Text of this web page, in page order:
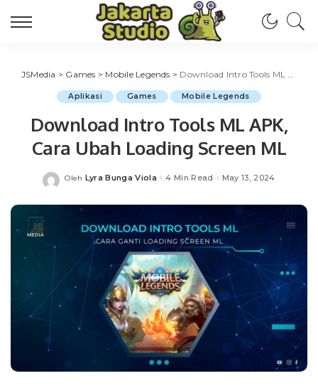
JSMedia > Games > Mobile Legends > Download Intro Tools ML APK, Cara Ubah Loading Screen ML
Aplikasi Games Mobile Legends
Download Intro Tools ML APK,
Cara Ubah Loading Screen ML
Posted
Oleh Lyra Bunga Viola 4 Min Read May 13, 2024